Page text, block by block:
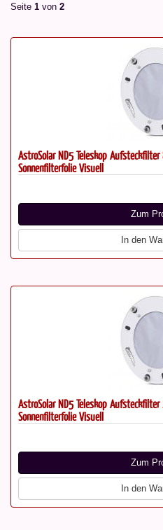
Seite 1 von 2
AstroSolar ND5 Teleskop
Sonnenfilterfolie Visuell
Zum
In den
AstroSolar ND5 Teleskop
Sonnenfilterfolie Visuell
Zum
In den